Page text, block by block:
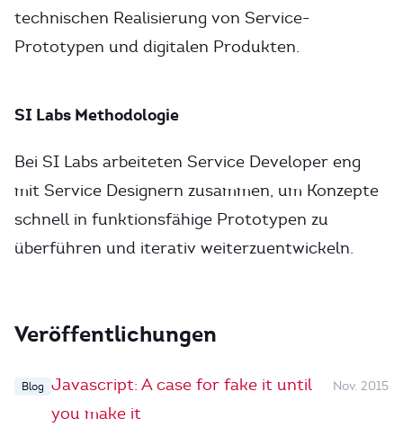
technischen Realisierung von Service-
Prototypen und digitalen Produkten.
SI Labs Methodologie
Bei SI Labs arbeiteten Service Developer eng
mit Service Designern zusammen, um Konzepte
schnell in funktionsfähige Prototypen zu
überführen und iterativ weiterzuentwickeln.
Veröffentlichungen
Blog Javascript: A case for fake it until
you make it
Nov. 2015